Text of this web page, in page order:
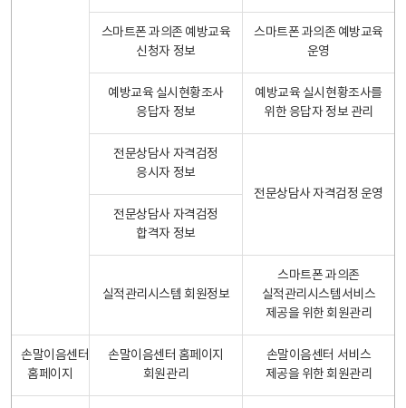
스마트폰 과의존 예방교육
신청자 정보
스마트폰 과의존 예방교육
운영
예방교육 실시현황조사
응답자 정보
예방교육 실시현황조사를
위한 응답자 정보 관리
전문상담사 자격검정
응시자 정보
전문상담사 자격검정 운영
전문상담사 자격검정
합격자 정보
실적관리시스템 회원정보
스마트폰 과의존
실적관리시스템서비스
제공을 위한 회원관리
손말이음센터
홈페이지
손말이음센터 홈페이지
회원관리
손말이음센터 서비스
제공을 위한 회원관리